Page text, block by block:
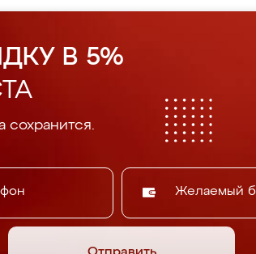
В 5%
сохранится.
Желаемый